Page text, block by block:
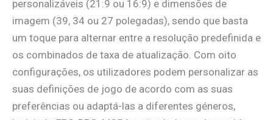
personalizáveis (21:9 ou 16:9) e dimensões de
imagem (39, 34 ou 27 polegadas), sendo que basta
um toque para alternar entre a resolução predefinida e
os combinados de taxa de atualização. Com oito
configurações, os utilizadores podem personalizar as
suas definições de jogo de acordo com as suas
preferências ou adaptá-las a diferentes géneros,